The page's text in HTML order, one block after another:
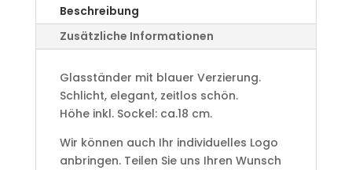
Beschreibung
Zusätzliche Informationen
Glasständer mit blauer Verzierung.
Schlicht, elegant, zeitlos schön.
Höhe inkl. Sockel: ca.18 cm.
Wir können auch Ihr individuelles Logo
anbringen. Teilen Sie uns Ihren Wunsch